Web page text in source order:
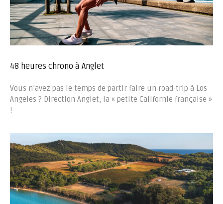
48 heures chrono à Anglet
Vous n’avez pas le temps de partir faire un road-trip à Los
Angeles ? Direction Anglet, la « petite Californie française »
!